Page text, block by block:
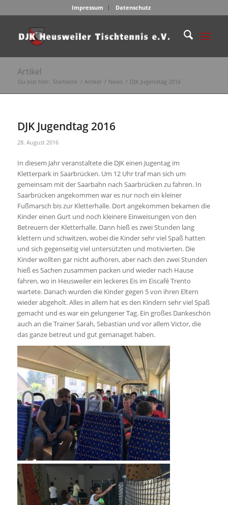
Impressum Datenschutz
Artikel
Du bist hier: Startseite / Artikel / News / DJK Jugendtag 2016
DJK Jugendtag 2016
28. August 2016
In diesem Jahr veranstaltete die DJK einen Jugentag im
Kletterpark in Saarbrücken. Um 12 Uhr traf man sich um
gemeinsam mit der Saarbahn nach Saarbrücken zu fahren. In
Saarbrücken angekommen war es nur noch ein kleiner
Fußmarsch bis zur Kletterhalle. Dort angekommen bekamen die
Kinder einen Gurt und noch kleinere Einweisungen von den
Betreuern der Kletterhalle. Dann hieß es zwei Stunden lang
klettern und schwitzen, wobei die Kinder sehr viel Spaß hatten
und sich gegenseitig viel untersützten und motivierten. Die
Kinder wollten gar nicht aufhören, aber nach den zwei Stunden
hieß es Sachen zusammen packen und wieder nach Hause
fahren, wo in Heusweiler ein leckeres Eis im Eiscafé Trento
wartete. Danach wurden die Kinder gegen 5 von ihren Eltern
wieder abgeholt. Alles in allem hat es den Kindern sehr viel Spaß
gemacht und es war ein gelungener Tag. Ein großes Dankeschön
auch an die Trainer Sarah, Sebastian und vor allem Victor, die
das ganze betreut und gut gemanaget haben.